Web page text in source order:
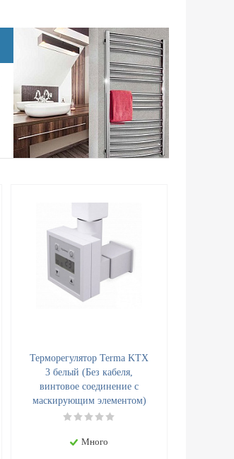
Терморегулятор Terma KTX
3 белый (Без кабеля,
винтовое соединение с
маскирующим элементом)
Много